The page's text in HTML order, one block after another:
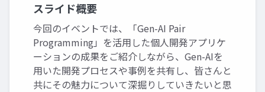
スライド概要
今回のイベントでは、「Gen-AI Pair
Programming」を活用した個人開発アプリケ
ーションの成果をご紹介しながら、Gen-AIを
用いた開発プロセスや事例を共有し、皆さんと
共にその魅力について深掘りしていきたいと思